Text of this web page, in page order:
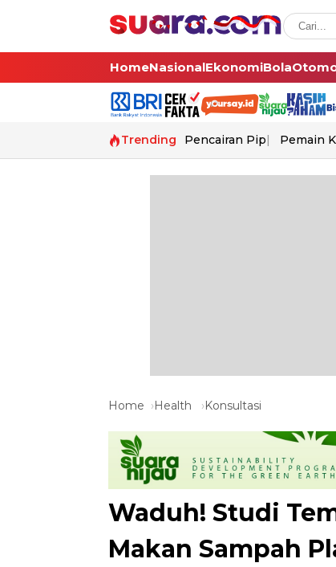
HomeNasionalEkonomiBola
Trending Pencairan Pip Pemain
Home Health Konsultasi
Waduh! Studi
Makan Sampah